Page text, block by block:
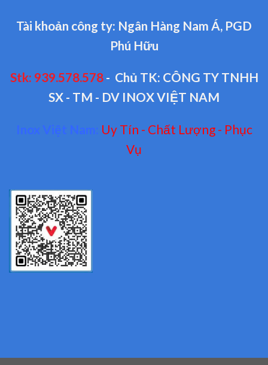
Tài khoản công ty: Ngân Hàng Nam Á, PGD
Phú Hữu
Stk: 939.578.578- Chủ TK: CÔNG TY TNHH
SX - TM - DV INOX VIỆT NAM
Inox Việt Nam: Uy Tín - Chất Lượng - Phục
Vụ